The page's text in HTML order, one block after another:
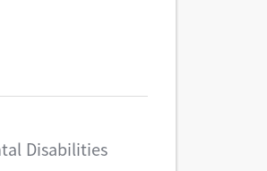
Disabilities